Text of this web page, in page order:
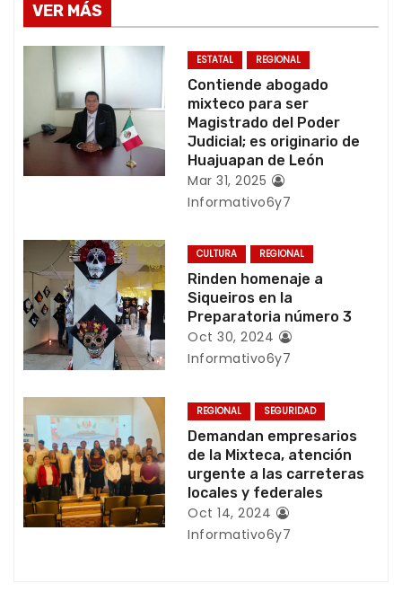
g
a
i
ó
d
e
e
n
t
r
a
d
VER MÁS
ESTATAL REGIONAL
Contiende abogado
mixteco para ser
Magistrado del Poder
Judicial; es originario de
Huajuapan de León
Mar 31, 2025
Informativo6y7
CULTURA REGIONAL
Rinden homenaje a
Siqueiros en la
Preparatoria número 3
Oct 30, 2024
Informativo6y7
REGIONAL SEGURIDAD
Demandan empresarios
de la Mixteca, atención
urgente a las carreteras
locales y federales
Oct 14, 2024
Informativo6y7